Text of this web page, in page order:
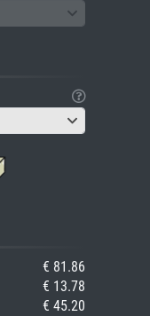
€ 81.86
€ 13.78
€ 45.20